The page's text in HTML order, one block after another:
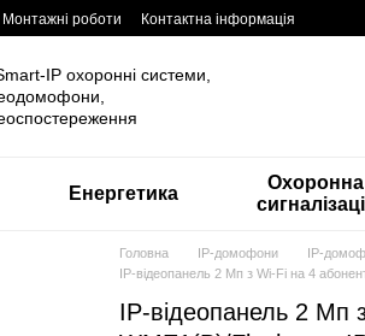
Монтажні роботи Контактна інформація
Енергетика
Охоронна
Головна IP-домофони
IP-
IP-відеопанель 2 Мп з Wi-Fi на 4
IP-відеопанель 2 Мп